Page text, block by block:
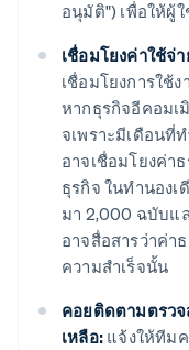
อนุมัติ") เพื่อให้ผู้
เชื่อมโยงค่าใช้จ่
เชื่อมโยงการใช้
หากธุรกิจอีคอมเ
จเพราะมีเดือนที่
อาจเชื่อมโยงค่า
ธุรกิจ ในทํานอง
มา 2,000 ฉบับแ
อาจสื่อสารว่าค่า
ความสําเร็จนั้น
คอยติดตามตรวจ
เหลือ: แจ้งให้ทีม